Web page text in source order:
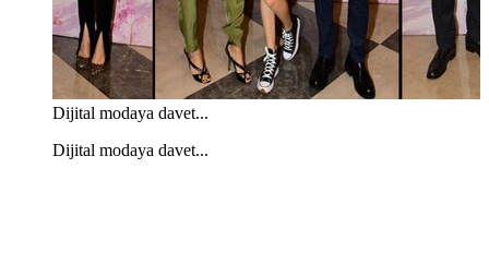
Dijital modaya davet...
Dijital modaya davet...